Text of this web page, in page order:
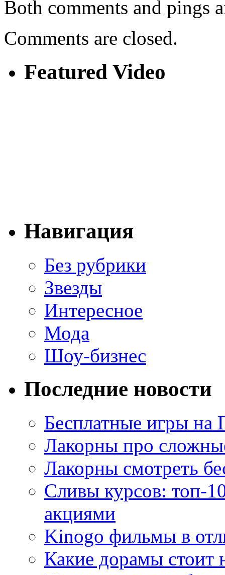
Both comments and pings
Comments are closed.
Featured Video
Навигация
Без рубрики
Звезды
Интересное
Мода
Шоу-бизнес
Последние новости
Бесплатные игры на
Лакорны про
Лакорны смотреть
Сливы курсов: топ-
акциями
Kinogo фильмы в
Какие дорамы стоит